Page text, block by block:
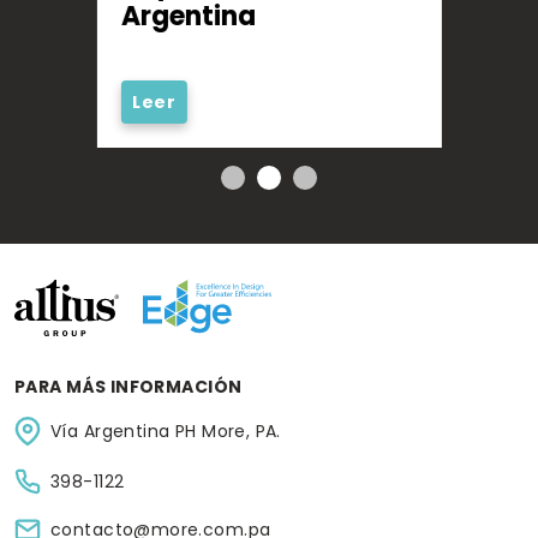
Argentina
Leer
PARA MÁS INFORMACIÓN
Vía Argentina PH More, PA.
398-1122
contacto@more.com.pa